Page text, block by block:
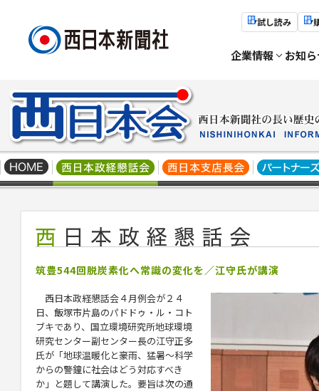
試し読み
企業情報 お知
筑豊544回脱炭素化へ常識の変化を／江守氏が講演
西日本政経懇話会４月例会が２４
日、飯塚市片島のパドドゥ・ル・コト
ブキであり、国立環境研究所地球環境
研究センター副センター長の江守正多
氏が「地球温暖化と豪雨、猛暑～科学
からの警鐘に社会はどう対応すべき
か」と題して講演した。要旨は次の通